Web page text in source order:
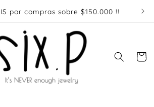
por compras sobre $150.000 !!
Carrito